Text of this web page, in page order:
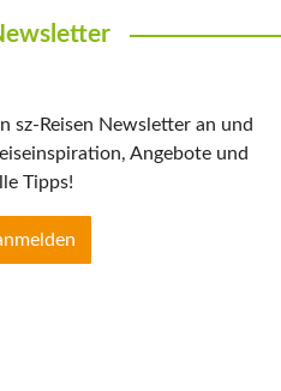
sz-Reisen Newsletter an und
Angebote und
Tipps!